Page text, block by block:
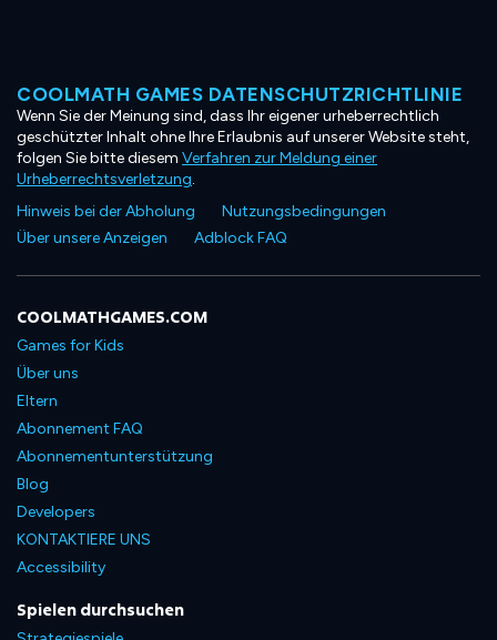
COOLMATH GAMES DATENSCHUTZRICHTLINIE
Wenn Sie der Meinung sind, dass Ihr eigener urheberrechtlich
geschützter Inhalt ohne Ihre Erlaubnis auf unserer Website steht,
folgen Sie bitte diesem Verfahren zur Meldung einer
Urheberrechtsverletzung.
Hinweis bei der Abholung
Nutzungsbedingungen
Über unsere Anzeigen
Adblock FAQ
COOLMATHGAMES.COM
Games for Kids
Über uns
Eltern
Abonnement FAQ
Abonnementunterstützung
Blog
Developers
KONTAKTIERE UNS
Accessibility
Spielen durchsuchen